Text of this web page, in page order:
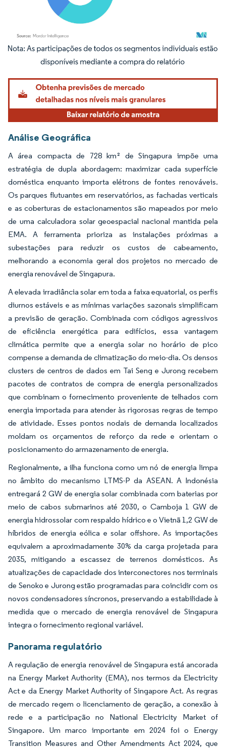
Imagem © Mordor Intelligence. O reuso requer atribuição conforme CC BY 4.0.
Análise Geográfica
A área compacta de 728 km² de Singapura impõe uma
estratégia de dupla abordagem: maximizar cada superfície
doméstica enquanto importa elétrons de fontes renováveis.
Os parques flutuantes em reservatórios, as fachadas verticais
e as coberturas de estacionamentos são mapeados por meio
de uma calculadora solar geoespacial nacional mantida pela
EMA. A ferramenta prioriza as instalações próximas a
subestações para reduzir os custos de cabeamento,
melhorando a economia geral dos projetos no mercado de
energia renovável de Singapura.
A elevada irradiância solar em toda a faixa equatorial, os perfis
diurnos estáveis e as mínimas variações sazonais simplificam
a previsão de geração. Combinada com códigos agressivos
de eficiência energética para edifícios, essa vantagem
climática permite que a energia solar no horário de pico
compense a demanda de climatização do meio-dia. Os densos
clusters de centros de dados em Tai Seng e Jurong recebem
pacotes de contratos de compra de energia personalizados
que combinam o fornecimento proveniente de telhados com
energia importada para atender às rigorosas regras de tempo
de atividade. Esses pontos nodais de demanda localizados
moldam os orçamentos de reforço da rede e orientam o
posicionamento do armazenamento de energia.
Regionalmente, a ilha funciona como um nó de energia limpa
no âmbito do mecanismo LTMS-P da ASEAN. A Indonésia
entregará 2 GW de energia solar combinada com baterias por
meio de cabos submarinos até 2030, o Camboja 1 GW de
energia hidrossolar com respaldo hídrico e o Vietnã 1,2 GW de
híbridos de energia eólica e solar offshore. As importações
equivalem a aproximadamente 30% da carga projetada para
2035, mitigando a escassez de terrenos domésticos. As
atualizações de capacidade dos interconectores nos terminais
de Senoko e Jurong estão programadas para coincidir com os
novos condensadores síncronos, preservando a estabilidade à
medida que o mercado de energia renovável de Singapura
integra o fornecimento regional variável.
Panorama regulatório
A regulação de energia renovável de Singapura está ancorada
na Energy Market Authority (EMA), nos termos da Electricity
Act e da Energy Market Authority of Singapore Act. As regras
de mercado regem o licenciamento de geração, a conexão à
rede e a participação no National Electricity Market of
Singapore. Um marco importante em 2024 foi o Energy
Transition Measures and Other Amendments Act 2024, que